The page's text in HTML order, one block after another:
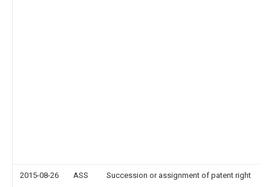
2015-08-26 ASS Succession or assignment of patent right